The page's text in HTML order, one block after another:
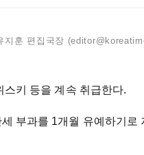
지훈 편집국장
키 등을 계속 취급한다.
부과를 1개월 유예하기로